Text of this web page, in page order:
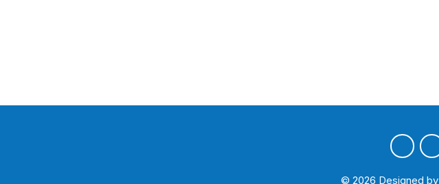
© 2026 Designed by